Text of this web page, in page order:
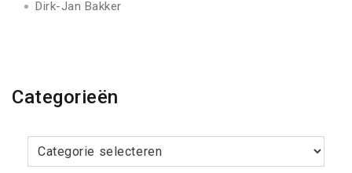
Dirk-Jan Bakker
Categorieën
Categorieën